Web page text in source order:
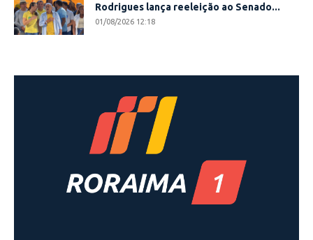
Rodrigues lança reeleição ao Senado...
01/08/2026 12:18